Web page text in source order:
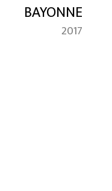
BAYONNE
2017